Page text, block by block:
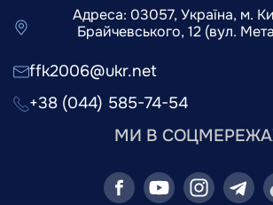
Адреса: 03057, Україна, м.
Брайчевського, 12 (вул.
ffk2006@ukr.net
+38 (044) 585-74-54
МИ В